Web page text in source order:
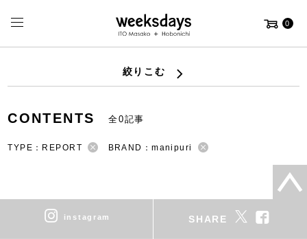
0
絞りこむ
CONTENTS 全0記事
TYPE：REPORT BRAND：manipuri
instagram SHARE